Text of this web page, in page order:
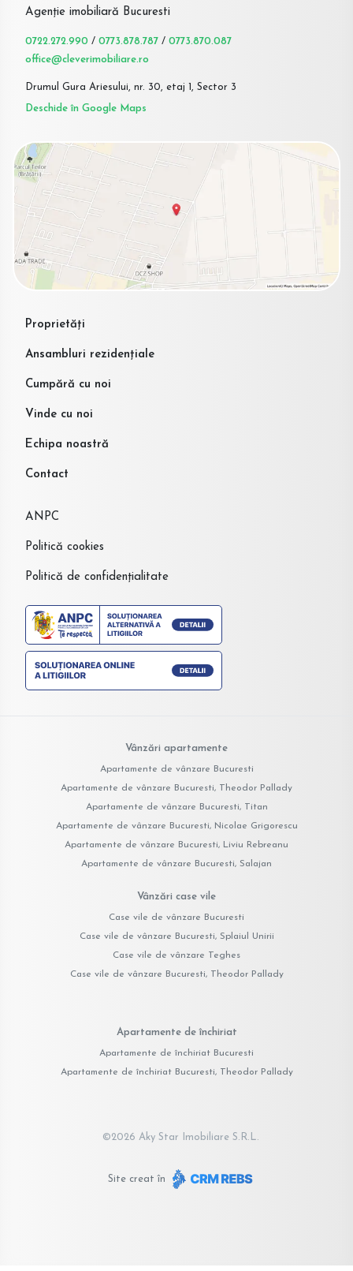
Agenție imobiliară Bucuresti
0722.272.990 / 0773.878.787 / 0773.870.087
office@cleverimobiliare.ro
Drumul Gura Ariesului, nr. 30, etaj 1, Sector 3
Deschide în Google Maps
Proprietăți
Ansambluri rezidențiale
Cumpără cu noi
Vinde cu noi
Echipa noastră
Contact
ANPC
Politică cookies
Politică de confidențialitate
Vânzări apartamente
Apartamente de vânzare Bucuresti
Apartamente de vânzare Bucuresti, Theodor Pallady
Apartamente de vânzare Bucuresti, Titan
Apartamente de vânzare Bucuresti, Nicolae Grigorescu
Apartamente de vânzare Bucuresti, Liviu Rebreanu
Apartamente de vânzare Bucuresti, Salajan
Vânzări case vile
Case vile de vânzare Bucuresti
Case vile de vânzare Bucuresti, Splaiul Unirii
Case vile de vânzare Teghes
Case vile de vânzare Bucuresti, Theodor Pallady
Apartamente de închiriat
Apartamente de închiriat Bucuresti
Apartamente de închiriat Bucuresti, Theodor Pallady
©2026 Aky Star Imobiliare S.R.L.
Site creat în